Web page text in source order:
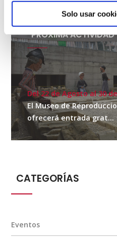
Solo usar
PRÓXIMA ACTIVIDAD
Del 22 de Agosto al 30
El Museo de
ofrecerá entrada grat...
CATEGORÍAS
Eventos